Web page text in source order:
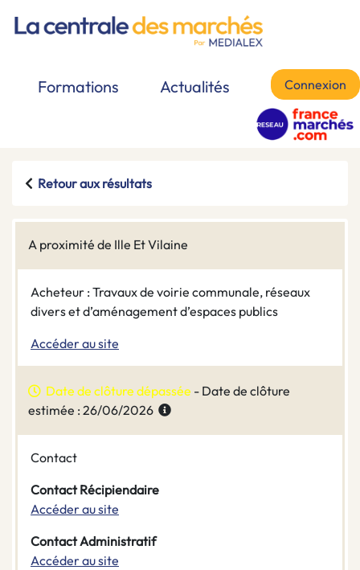
Formations Actualités Connexion
Retour aux résultats
A proximité de Ille Et Vilaine
Acheteur : Travaux de voirie communale, réseaux
divers et d’aménagement d’espaces publics
Accéder au site
Date de clôture dépassée - Date de clôture
estimée : 26/06/2026
Contact
Contact Récipiendaire
Accéder au site
Contact Administratif
Accéder au site